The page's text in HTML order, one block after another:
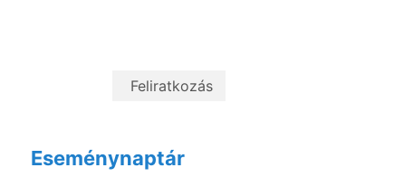
Eseménynaptár